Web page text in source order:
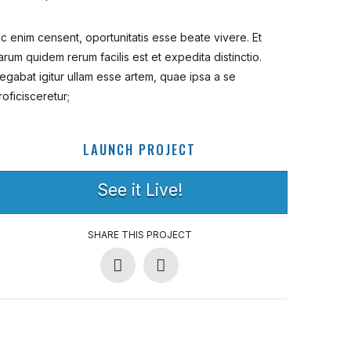
enim censent, oportunitatis esse beate vivere. Et
quidem rerum facilis est et expedita distinctio.
igitur ullam esse artem, quae ipsa a se
LAUNCH PROJECT
See it Live!
SHARE THIS PROJECT